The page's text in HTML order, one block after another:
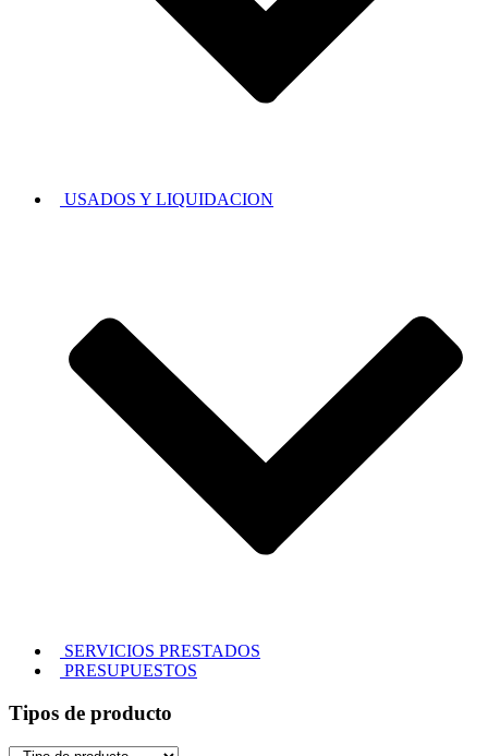
USADOS Y LIQUIDACION
SERVICIOS PRESTADOS
PRESUPUESTOS
Tipos de producto